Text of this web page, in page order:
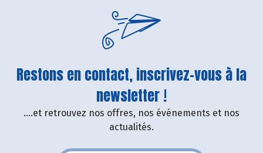
Restons en contact, inscrivez-vous à la
newsletter !
....et retrouvez nos offres, nos événements et nos
actualités.